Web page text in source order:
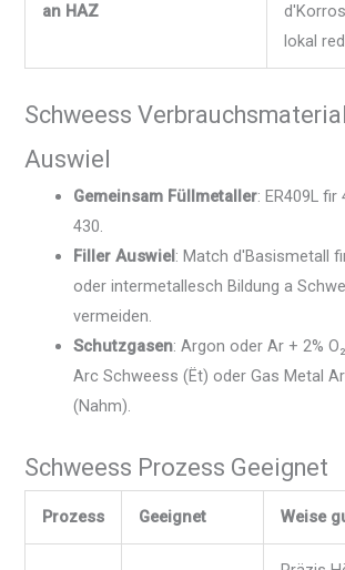
an HAZ
lokal
Schweess
Auswiel
Gemeinsam Füllmetaller: ER409L fir
430.
Filler Auswiel : Match d'Basismetall
oder intermetallesch Bildung a
vermeiden.
Schutzgasen: Argon oder Ar + 2%
Arc Schweess (Ët) oder Gas Metal
(Nahm).
Schweess Prozess Geeignet
Prozess Geeignet Weise